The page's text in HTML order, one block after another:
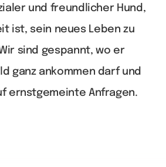
und freundlicher Hund,
ist, sein neues Leben zu
sind gespannt, wo er
ganz ankommen darf und
ernstgemeinte Anfragen.